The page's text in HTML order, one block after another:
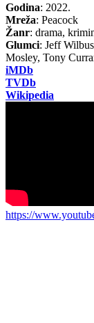
Godina: 2022.
Mreža: Peacock
Žanr: drama,
Glumci: Jeff
Mosley, Tony
iMDb
TVDb
Wikipedia
https://